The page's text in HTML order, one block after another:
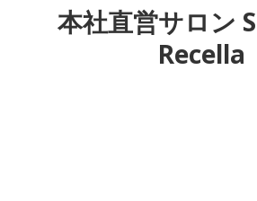
本社直営サロン
Recella